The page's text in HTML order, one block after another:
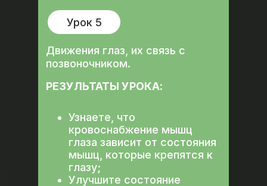
Урок 5
РЕЗУЛЬТАТЫ УРОКА:
Узнаете, что
кровоснабжение мышц
глаза зависит от состояния
мышц, которые крепятся к
глазу;
Улучшите состояние
Движения глаз, их связь с
позвоночником.